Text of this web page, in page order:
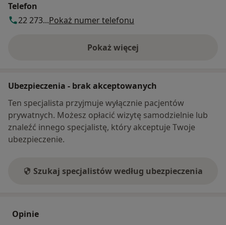
Telefon
22 273...Pokaż numer telefonu
Pokaż więcej
o adresie
Ubezpieczenia - brak akceptowanych
Ten specjalista przyjmuje wyłącznie pacjentów
prywatnych. Możesz opłacić wizytę samodzielnie lub
znaleźć innego specjalistę, który akceptuje Twoje
ubezpieczenie.
Szukaj specjalistów według ubezpieczenia
Opinie